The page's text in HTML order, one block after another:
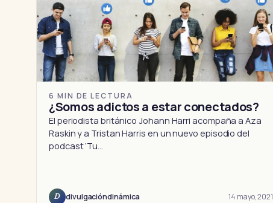
6 MIN DE LECTURA
¿Somos adictos a estar conectados?
El periodista británico Johann Harri acompaña a Aza
Raskin y a Tristan Harris en un nuevo episodio del
podcast ‘Tu…
D divulgacióndinámica 14 mayo, 2021